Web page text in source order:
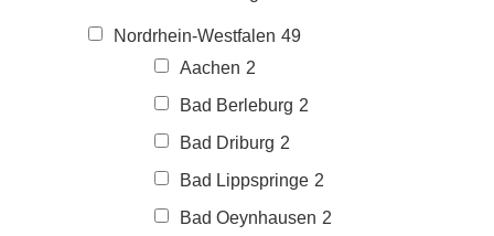
Nordrhein-Westfalen 49
Aachen 2
Bad Berleburg 2
Bad Driburg 2
Bad Lippspringe 2
Bad Oeynhausen 2